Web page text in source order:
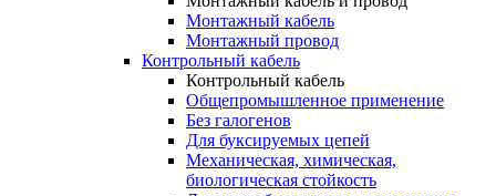
Монтажный кабель
Монтажный провод
Контрольный кабель
Контрольный кабель
Общепромышленное применение
Без галогенов
Для буксируемых цепей
Механическая, химическая,
биологическая стойкость